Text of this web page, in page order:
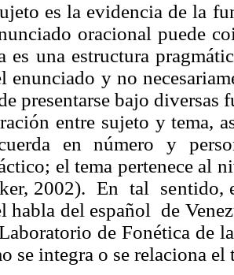
es la evidencia de la
oracional puede
es una estructura
enunciado y no
presentarse bajo diversas
entre sujeto y tema,
en número y
el tema pertenece al
2002). En tal sentido,
habla del español de
de Fonética de
se integra o se relaciona